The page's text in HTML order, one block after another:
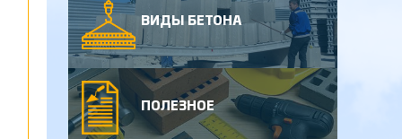
ВИДЫ БЕТОНА
ПОЛЕЗНОЕ